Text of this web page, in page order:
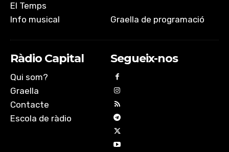
El Temps
Info musical
Graella de programació
Ràdio Capital
Qui som?
Graella
Contacte
Escola de ràdio
Segueix-nos